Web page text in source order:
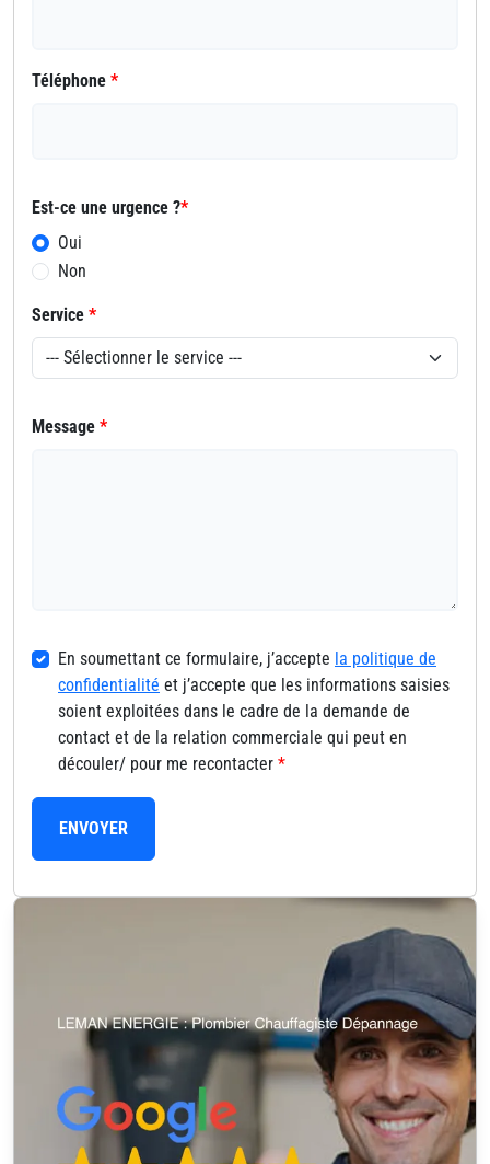
Téléphone *
Est-ce une urgence ?*
Oui
Non
Service *
Message *
En soumettant ce formulaire, j’accepte la politique de
confidentialité et j’accepte que les informations saisies
soient exploitées dans le cadre de la demande de
contact et de la relation commerciale qui peut en
découler/ pour me recontacter *
ENVOYER